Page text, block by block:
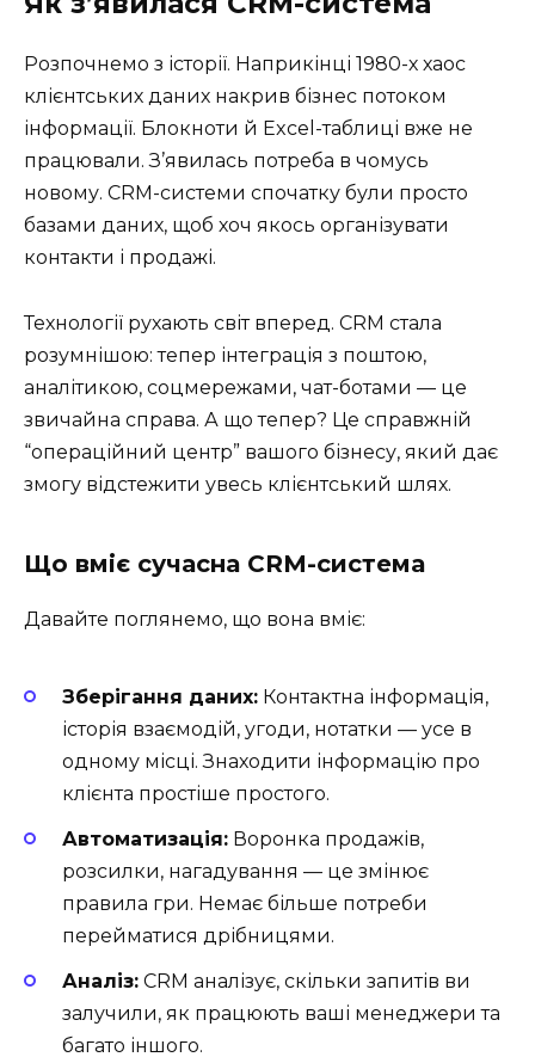
Розпочнемо з історії. Наприкінці 1980-х хаос
клієнтських даних накрив бізнес потоком
інформації. Блокноти й Excel-таблиці вже не
працювали. З’явилась потреба в чомусь
новому. CRM-системи спочатку були просто
базами даних, щоб хоч якось організувати
контакти і продажі.
Технології рухають світ вперед. CRM стала
розумнішою: тепер інтеграція з поштою,
аналітикою, соцмережами, чат-ботами — це
звичайна справа. А що тепер? Це справжній
“операційний центр” вашого бізнесу, який дає
змогу відстежити увесь клієнтський шлях.
Що вміє сучасна CRM-система
Давайте поглянемо, що вона вміє:
Зберігання даних: Контактна інформація,
історія взаємодій, угоди, нотатки — усе в
одному місці. Знаходити інформацію про
клієнта простіше простого.
Автоматизація: Воронка продажів,
розсилки, нагадування — це змінює
правила гри. Немає більше потреби
перейматися дрібницями.
Аналіз: CRM аналізує, скільки запитів ви
залучили, як працюють ваші менеджери та
багато іншого.